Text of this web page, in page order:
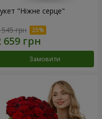
"Ніжне серце"
грн
Замовити